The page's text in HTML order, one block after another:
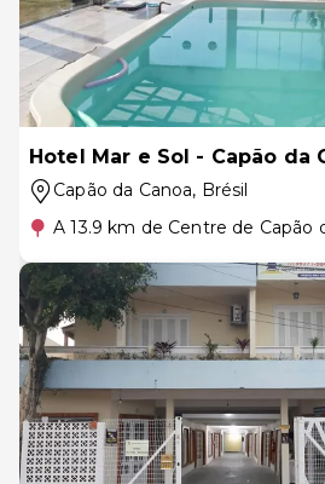
Hotel Mar e Sol - Capão da
Capão da Canoa, Brésil
A 13.9 km de Centre de Capão